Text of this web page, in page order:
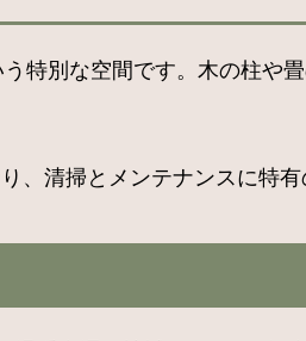
特別な空間です。木の柱や
、清掃とメンテナンスに特有